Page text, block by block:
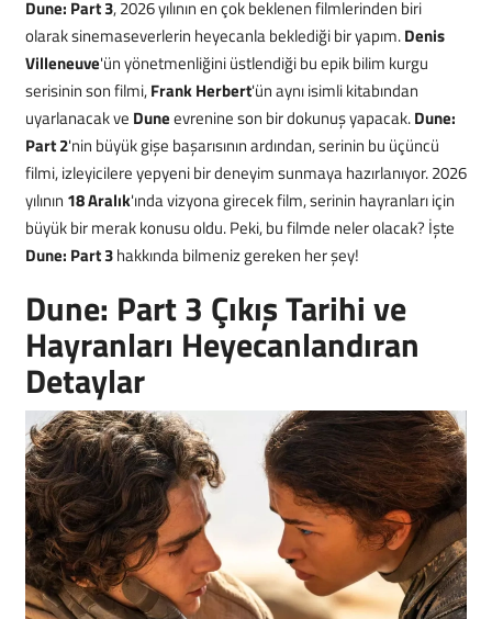
Dune: Part 3, 2026 yılının en çok beklenen filmlerinden biri
olarak sinemaseverlerin heyecanla beklediği bir yapım.Denis
Villeneuve'ün yönetmenliğini üstlendiği bu epik bilim kurgu
serisinin son filmi,Frank Herbert'ün aynı isimli kitabından
uyarlanacak ve Duneevrenine son bir dokunuş yapacak.Dune:
Part 2'nin büyük gişe başarısının ardından, serinin bu üçüncü
filmi, izleyicilere yepyeni bir deneyim sunmaya hazırlanıyor. 2026
yılının 18 Aralık'ında vizyona girecek film, serinin hayranları için
büyük bir merak konusu oldu. Peki, bu filmde neler olacak? İşte
Dune: Part 3hakkında bilmeniz gereken her şey!
Dune: Part 3 Çıkış Tarihi ve
Hayranları Heyecanlandıran
Detaylar